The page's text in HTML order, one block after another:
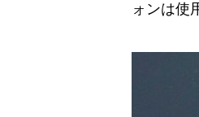
ォンは使